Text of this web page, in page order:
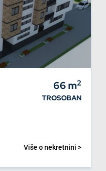
66 m2
TROSOBAN
Više o nekretnini >